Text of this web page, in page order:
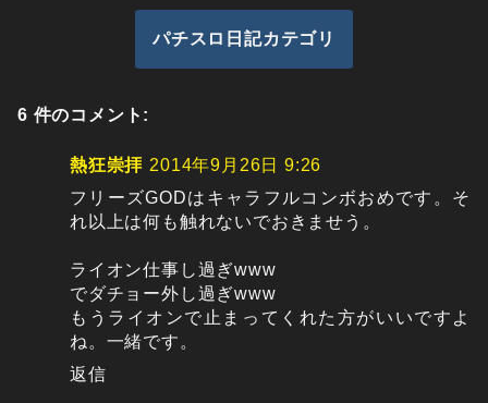
パチスロ日記カテゴリ
6 件のコメント:
熱狂崇拝 2014年9月26日 9:26
フリーズGODはキャラフルコンボおめです。そ
れ以上は何も触れないでおきませう。
ライオン仕事し過ぎwww
でダチョー外し過ぎwww
もうライオンで止まってくれた方がいいですよ
ね。一緒です。
返信